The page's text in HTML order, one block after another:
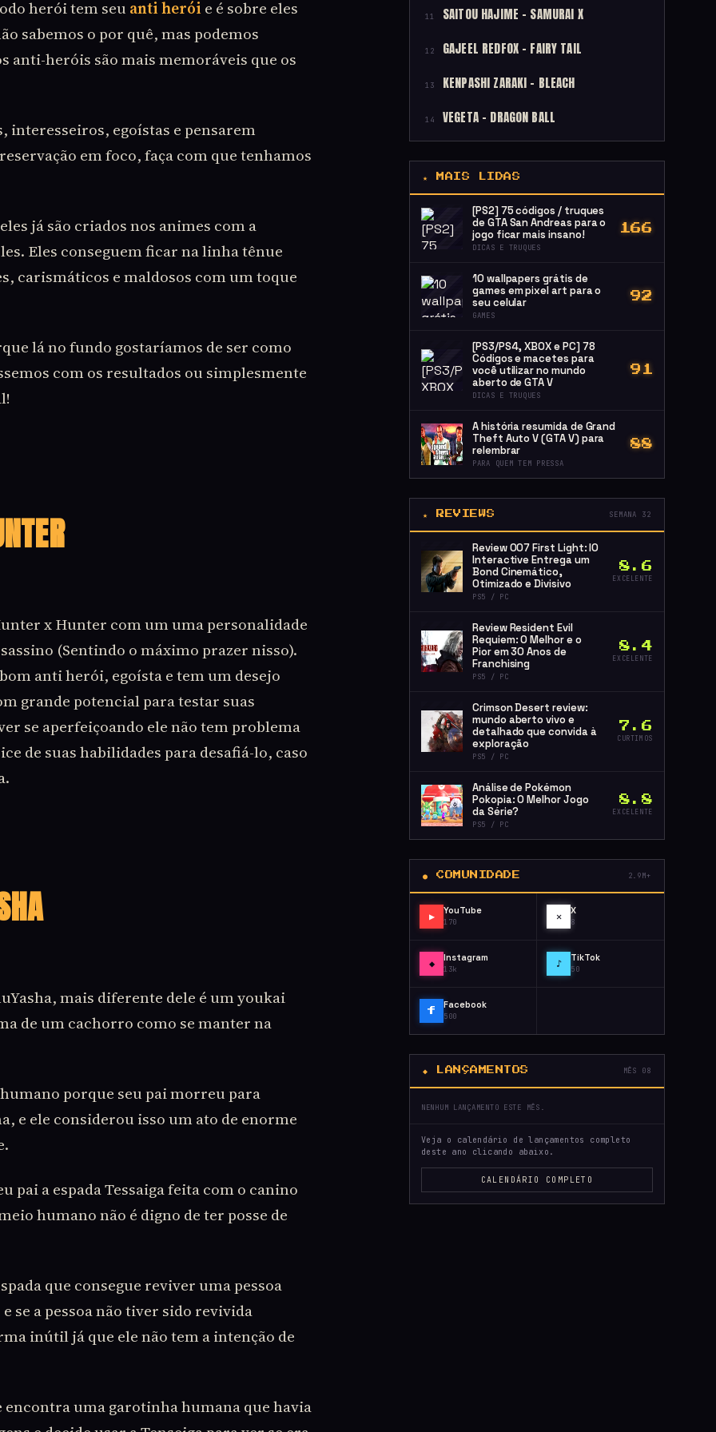
herói tem seu anti heróie é sobre eles
sabemos o por quê, mas podemos
anti-heróis são mais memoráveis que os
interesseiros, egoístas e pensarem
em foco, faça com que tenhamos
já são criados nos animes com a
Eles conseguem ficar na linha tênue
carismáticos e maldosos com um toque
lá no fundo gostaríamos de ser como
com os resultados ou simplesmente
x Hunter com um uma personalidade
(Sentindo o máximo prazer nisso).
anti herói, egoísta e tem um desejo
grande potencial para testar suas
se aperfeiçoando ele não tem problema
de suas habilidades para desafiá-lo, caso
mais diferente dele é um youkai
de um cachorro como se manter na
porque seu pai morreu para
e ele considerou isso um ato de enorme
pai a espada Tessaiga feita com o canino
humano não é digno de ter posse de
que consegue reviver uma pessoa
se a pessoa não tiver sido revivida
inútil já que ele não tem a intenção de
encontra uma garotinha humana que havia
11 SAITOU HAJIME – SAMURAI X
12 GAJEEL REDFOX – FAIRY TAIL
13 KENPASHI ZARAKI – BLEACH
14 VEGETA – DRAGON BALL
★ MAIS LIDAS
[PS2] 75 códigos / truques
de GTA San Andreas para o
jogo ficar mais insano!
DICAS E TRUQUES
166
10 wallpapers grátis de
games em pixel art para o
seu celular
GAMES
92
[PS3/PS4, XBOX e PC] 78
Códigos e macetes para
você utilizar no mundo
aberto de GTA V
DICAS E TRUQUES
91
A história resumida de Grand
Theft Auto V (GTA V) para
relembrar
PARA QUEM TEM PRESSA
88
★ REVIEWS SEMANA 32
Review 007 First Light: IO
Interactive Entrega um
Bond Cinemático,
Otimizado e Divisivo
PS5 / PC
8.6
EXCELENTE
Review Resident Evil
Requiem: O Melhor e o
Pior em 30 Anos de
Franchising
PS5 / PC
8.4
EXCELENTE
Crimson Desert review:
mundo aberto vivo e
detalhado que convida à
exploração
PS5 / PC
7.6
CURTIMOS
Análise de Pokémon
Pokopia: O Melhor Jogo
da Série?
PS5 / PC
8.8
EXCELENTE
● COMUNIDADE 2.9M+
▶ YouTube
170
✕ X
8
◆ Instagram
13k
♪ TikTok
50
f
Facebook
500
◆ LANÇAMENTOS MÊS 08
NENHUM LANÇAMENTO ESTE MÊS.
Veja o calendário de lançamentos completo
deste ano clicando abaixo.
CALENDÁRIO COMPLETO